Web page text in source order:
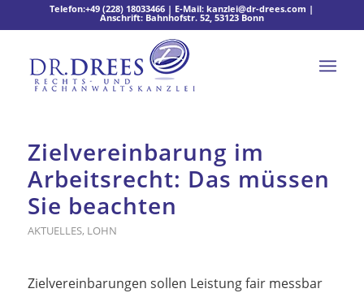
Telefon:+49 (228) 18033466 | E-Mail:kanzlei@dr-drees.com |
Anschrift: Bahnhofstr. 52, 53123 Bonn
Zielvereinbarung im
Arbeitsrecht: Das müssen
Sie beachten
AKTUELLES, LOHN
Zielvereinbarungen sollen Leistung fair messbar